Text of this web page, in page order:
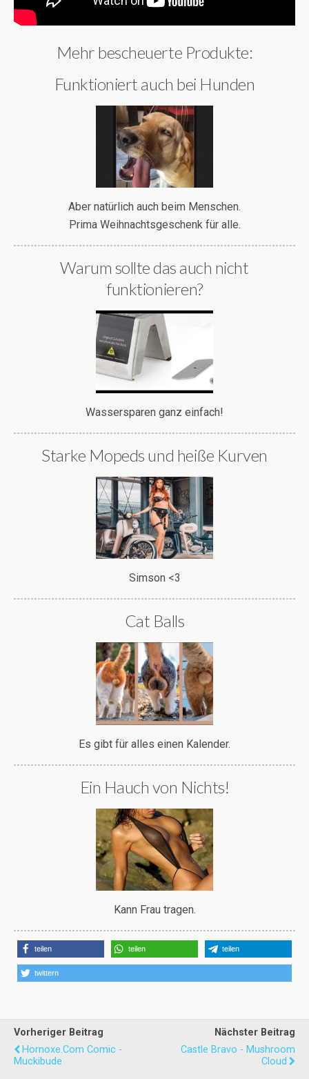
Mehr bescheuerte Produkte:
Funktioniert auch bei Hunden
Aber natürlich auch beim Menschen.
Prima Weihnachtsgeschenk für alle.
Warum sollte das auch nicht
funktionieren?
Wassersparen ganz einfach!
Starke Mopeds und heiße Kurven
Simson <3
Cat Balls
Es gibt für alles einen Kalender.
Ein Hauch von Nichts!
Kann Frau tragen.
teilen teilen teilen
twittern
Vorheriger Beitrag
Hornoxe.com Comic -
Muckibude
Nächster Beitrag
Castle Bravo - Mushroom
Cloud